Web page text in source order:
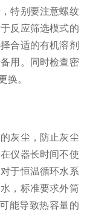
特别要注意螺纹
反应筛选模式的
合适的有机溶剂
用。同时检查密
换。
灰尘，防止灰尘
仪器长时间不使
于恒温循环水系
，标准要求外筒
能导致热容量的